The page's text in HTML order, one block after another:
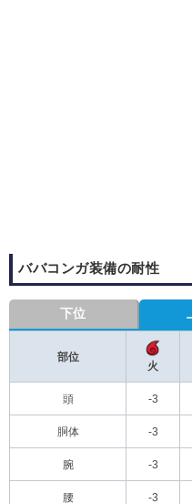
ババコンガ装備の耐性
下位
部位
火
頭 -3
胴体 -3
腕 -3
腰 -3